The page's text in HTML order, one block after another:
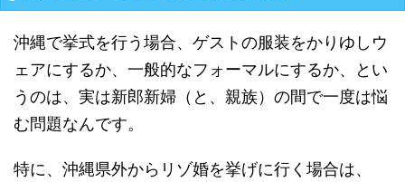
沖縄で挙式を行う場合、ゲストの服装をかりゆしウ
ェアにするか、一般的なフォーマルにするか、とい
うのは、実は新郎新婦（と、親族）の間で一度は悩
む問題なんです。
特に、沖縄県外からリゾ婚を挙げに行く場合は、